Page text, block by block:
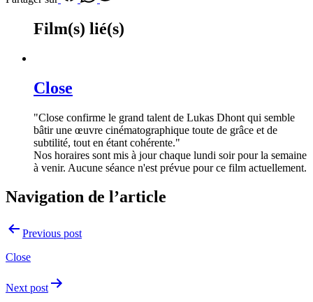
Film(s) lié(s)
Close
"Close confirme le grand talent de Lukas Dhont qui semble
bâtir une œuvre cinématographique toute de grâce et de
subtilité, tout en étant cohérente."
Nos horaires sont mis à jour chaque lundi soir pour la semaine
à venir. Aucune séance n'est prévue pour ce film actuellement.
Navigation de l’article
Previous post
Close
Next post